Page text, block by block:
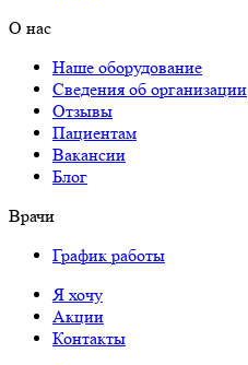
О нас
Наше оборудование
Сведения об организации
Отзывы
Пациентам
Вакансии
Блог
Врачи
График работы
Я хочу
Акции
Контакты